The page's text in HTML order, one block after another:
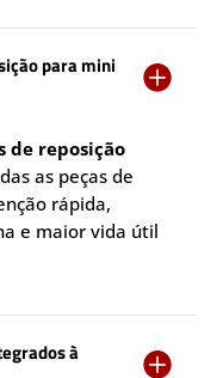
para mini

de reposição
as peças de
rápida,
e maior vida útil
à
